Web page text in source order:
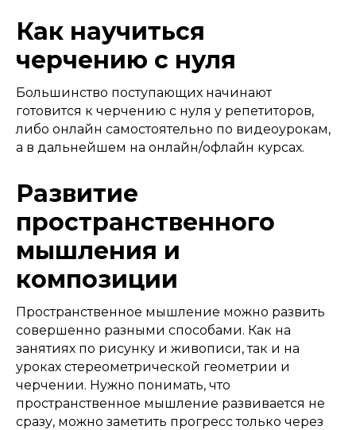
Как научиться
черчению с нуля​
Большинство поступающих начинают
готовится к черчению с нуля у репетиторов,
либо онлайн самостоятельно по видеоурокам,
а в дальнейшем на онлайн/офлайн курсах.
Развитие
пространственного
мышления и
композиции​
Пространственное мышление можно развить
совершенно разными способами. Как на
занятиях по рисунку и живописи, так и на
уроках стереометрической геометрии и
черчении. Нужно понимать, что
пространственное мышление развивается не
сразу, можно заметить прогресс только через